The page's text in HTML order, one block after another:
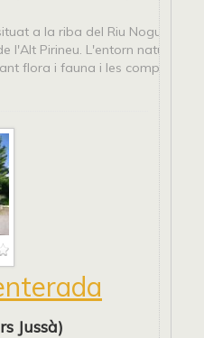
a la riba del Riu Noguera
l'Alt Pirineu. L'entorn natural
flora i fauna i les completes
Jussà)